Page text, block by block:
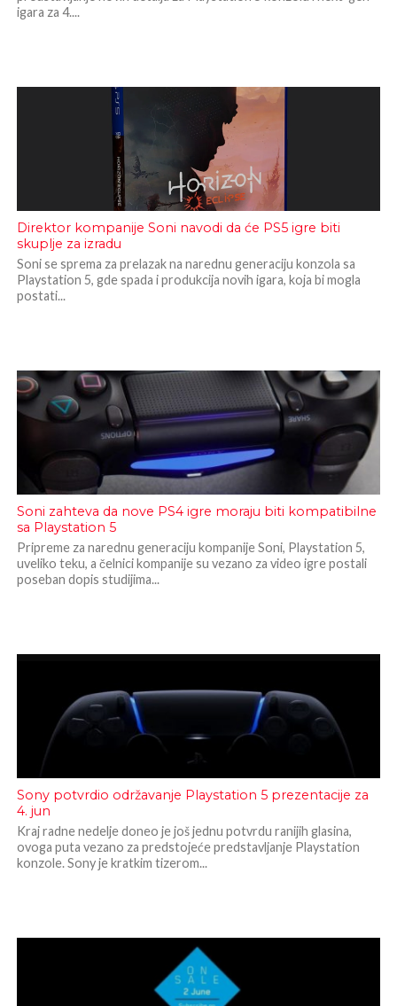
igara za 4....
Direktor kompanije Soni navodi da će PS5 igre biti
skuplje za izradu
Soni se sprema za prelazak na narednu generaciju konzola sa
Playstation 5, gde spada i produkcija novih igara, koja bi mogla
postati...
Soni zahteva da nove PS4 igre moraju biti kompatibilne
sa Playstation 5
Pripreme za narednu generaciju kompanije Soni, Playstation 5,
uveliko teku, a čelnici kompanije su vezano za video igre postali
poseban dopis studijima...
Sony potvrdio održavanje Playstation 5 prezentacije za
4. jun
Kraj radne nedelje doneo je još jednu potvrdu ranijih glasina,
ovoga puta vezano za predstojeće predstavljanje Playstation
konzole. Sony je kratkim tizerom...